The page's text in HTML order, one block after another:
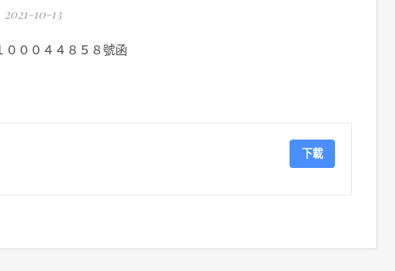
2021-10-13
００４４８５８號函
下載